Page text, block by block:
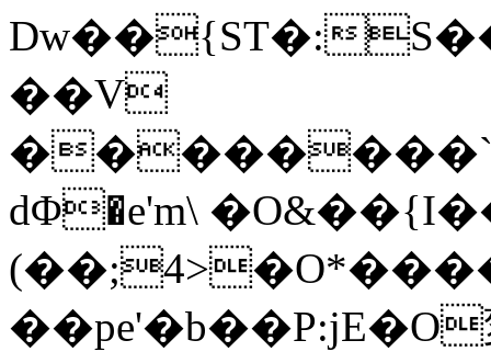
Dw��{ST�:
��V
dΦ�e'm\
��pe'�b��P:jE�O